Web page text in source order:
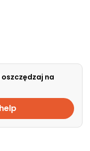
oszczędzaj na